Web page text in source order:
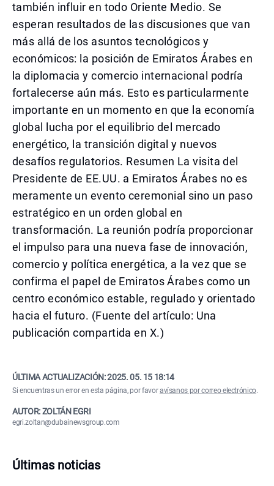
también influir en todo Oriente Medio. Se
esperan resultados de las discusiones que van
más allá de los asuntos tecnológicos y
económicos: la posición de Emiratos Árabes en
la diplomacia y comercio internacional podría
fortalecerse aún más. Esto es particularmente
importante en un momento en que la economía
global lucha por el equilibrio del mercado
energético, la transición digital y nuevos
desafíos regulatorios. Resumen La visita del
Presidente de EE.UU. a Emiratos Árabes no es
meramente un evento ceremonial sino un paso
estratégico en un orden global en
transformación. La reunión podría proporcionar
el impulso para una nueva fase de innovación,
comercio y política energética, a la vez que se
confirma el papel de Emiratos Árabes como un
centro económico estable, regulado y orientado
hacia el futuro. (Fuente del artículo: Una
publicación compartida en X.)
ÚLTIMA ACTUALIZACIÓN:2025. 05. 15 18:14
Si encuentras un error en esta página, por favoravísanos por correo electrónico.
AUTOR: ZOLTÁN EGRI
egri.zoltan@dubainewsgroup.com
Últimas noticias